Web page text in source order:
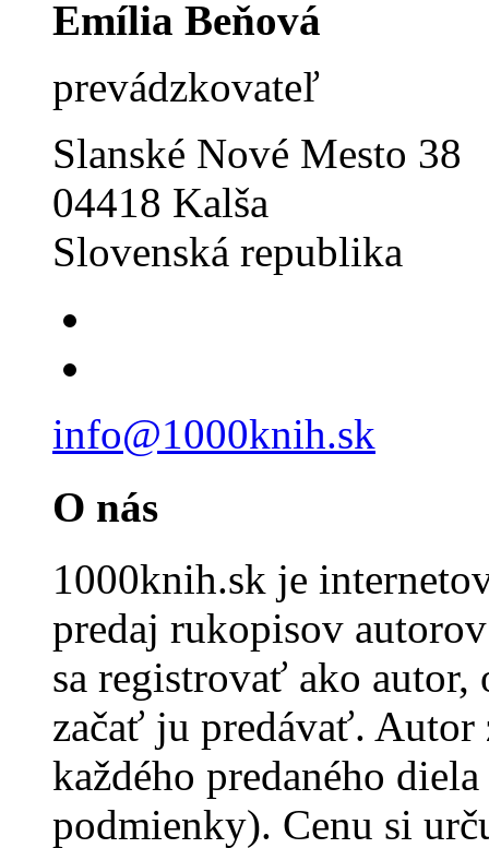
Emília Beňová
prevádzkovateľ
Slanské Nové Mesto 38
04418 Kalša
Slovenská republika
info@1000knih.sk
O nás
1000knih.sk je
predaj rukopisov
sa registrovať ako
začať ju predávať.
každého predaného
podmienky). Cenu si